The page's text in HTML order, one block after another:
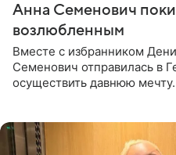
Анна Семенович
возлюбленным
Вместе с избранником
Семенович отправилась в
осуществить давнюю